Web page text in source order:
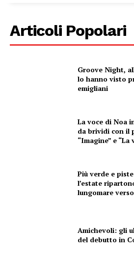
Articoli Popolari
Groove Night,
lo hanno visto
emigliani
La voce di Noa
da brividi con il
“Imagine” e “La
Più verde e
l’estate
lungomare
Amichevoli: gli
del debutto in